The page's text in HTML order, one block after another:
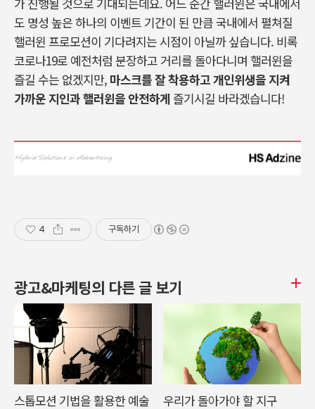
도 명성 높은 하나의 이벤트 기간이 된 만큼 국내에서 펼쳐질
핼러윈 프로모션이 기다려지는 시점이 아닐까 싶습니다. 비록
코로나19로 예전처럼 분장하고 거리를 돌아다니며 핼러윈을
즐길 수는 없겠지만, 마스크를 잘 착용하고 개인위생을 지켜
가까운 지인과 핼러윈을 안전하게 즐기시길 바라겠습니다!
4 구독하기
광고&마케팅의 다른 글 보기
스톱모션 기법을 활용한 예술
우리가 돌아가야 할 지구